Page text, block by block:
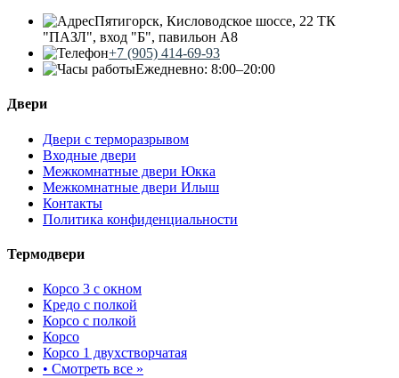
Пятигорск, Кисловодское шоссе, 22 ТК
"ПАЗЛ", вход "Б", павильон А8
+7 (905) 414-69-93
Ежедневно: 8:00–20:00
Двери
Двери с терморазрывом
Входные двери
Межкомнатные двери Юкка
Межкомнатные двери Илыш
Контакты
Политика конфиденциальности
Термодвери
Корсо 3 с окном
Кредо с полкой
Корсо с полкой
Корсо
Корсо 1 двухстворчатая
• Смотреть все »